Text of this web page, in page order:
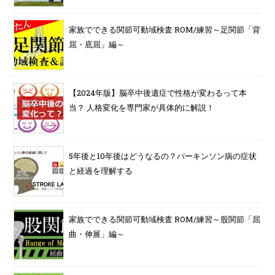
家族でできる関節可動域検査 ROM/練習～足関節「背
屈・底屈」編～
【2024年版】脳卒中後遺症で性格が変わるって本
当？ 人格変化を専門家が具体的に解説！
5年後と10年後はどうなるの？パーキンソン病の症状
と経過を理解する
家族でできる関節可動域検査 ROM/練習～股関節「屈
曲・伸展」編～